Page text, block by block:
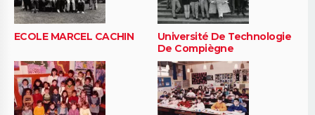
ECOLE MARCEL CACHIN
Université De Technologie
De Compiègne